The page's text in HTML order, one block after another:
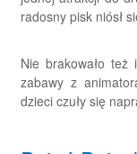
radosny pisk niósł
Nie brakowało
zabawy z
dzieci czuły się